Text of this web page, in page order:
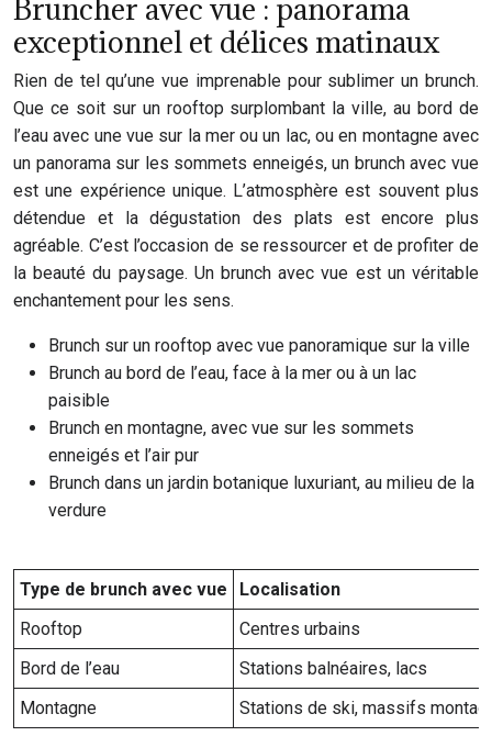
Bruncher avec vue : panorama
exceptionnel et délices matinaux
Rien de tel qu’une vue imprenable pour sublimer un brunch.
Que ce soit sur un rooftop surplombant la ville, au bord de
l’eau avec une vue sur la mer ou un lac, ou en montagne avec
un panorama sur les sommets enneigés, un brunch avec vue
est une expérience unique. L’atmosphère est souvent plus
détendue et la dégustation des plats est encore plus
agréable. C’est l’occasion de se ressourcer et de profiter de
la beauté du paysage. Un brunch avec vue est un véritable
enchantement pour les sens.
Brunch sur un rooftop avec vue panoramique sur la ville
Brunch au bord de l’eau, face à la mer ou à un lac
paisible
Brunch en montagne, avec vue sur les sommets
enneigés et l’air pur
Brunch dans un jardin botanique luxuriant, au milieu de la
verdure
Type de brunch avec vue
Localisation
Rooftop
Centres urbains
Bord de l’eau
Stations balnéaires, lacs
Montagne
Stations de ski, massifs